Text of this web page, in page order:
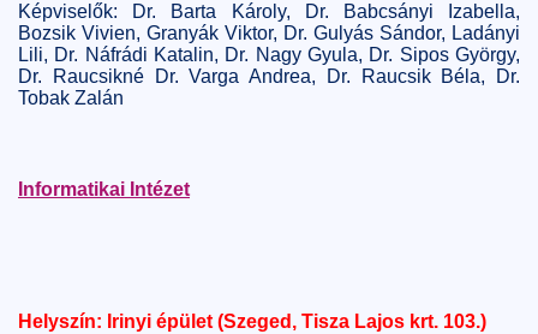
Képviselők: Dr. Barta Károly, Dr. Babcsányi Izabella,
Bozsik Vivien, Granyák Viktor, Dr. Gulyás Sándor, Ladányi
Lili, Dr. Náfrádi Katalin, Dr. Nagy Gyula, Dr. Sipos György,
Dr. Raucsikné Dr. Varga Andrea, Dr. Raucsik Béla, Dr.
Tobak Zalán
Informatikai Intézet
Helyszín: Irinyi épület (Szeged, Tisza Lajos krt. 103.)